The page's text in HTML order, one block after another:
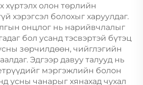
хүртэлх олон төрлийн
хэрэгсэл болохыг харуулдаг.
онцлог нь нарийвчлалыг
бол усанд тэсвэртэй бүтэц
зөрчилдөөн, чийглэгийн
Эдгээр давуу талууд нь
мэргэжлийн болон
усны чанарыг хянахад чухал